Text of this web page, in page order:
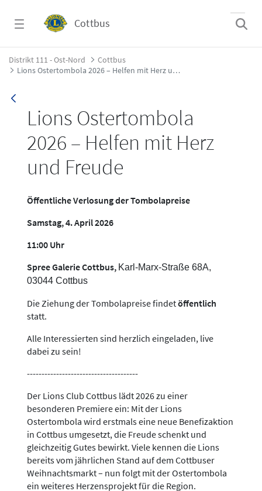
Cottbus
Lions Ostertombola 2026 &#8211; Helfen
Distrikt 111 - Ost-Nord
Cottbus
Lions Ostertombola 2026 – Helfen mit Herz und Freude
Lions Ostertombola
2026 – Helfen mit Herz
und Freude
Öffentliche Verlosung der Tombolapreise
Samstag, 4. April 2026
11:00 Uhr
Spree Galerie Cottbus, Karl-Marx-Straße 68A,
03044 Cottbus
Die Ziehung der Tombolapreise findetöffentlich
statt.
Alle Interessierten sind herzlich eingeladen, live
dabei zu sein!
--------------------------------------
Der Lions Club Cottbus lädt 2026 zu einer
besonderen Premiere ein: Mit der Lions
Ostertombola wird erstmals eine neue Benefizaktion
in Cottbus umgesetzt, die Freude schenkt und
gleichzeitig Gutes bewirkt. Viele kennen die Lions
bereits vom jährlichen Stand auf dem Cottbuser
Weihnachtsmarkt – nun folgt mit der Ostertombola
ein weiteres Herzensprojekt für die Region.